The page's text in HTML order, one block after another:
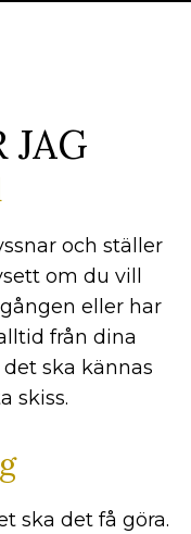
JAG
och ställer
om du vill
eller har
från dina
ska kännas
skiss.
ska det få göra.